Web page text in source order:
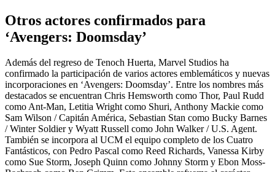
Otros actores confirmados para
‘Avengers: Doomsday’
Además del regreso de Tenoch Huerta, Marvel Studios ha
confirmado la participación de varios actores emblemáticos y nuevas
incorporaciones en ‘Avengers: Doomsday’. Entre los nombres más
destacados se encuentran Chris Hemsworth como Thor, Paul Rudd
como Ant-Man, Letitia Wright como Shuri, Anthony Mackie como
Sam Wilson / Capitán América, Sebastian Stan como Bucky Barnes
/ Winter Soldier y Wyatt Russell como John Walker / U.S. Agent.
También se incorpora al UCM el equipo completo de los Cuatro
Fantásticos, con Pedro Pascal como Reed Richards, Vanessa Kirby
como Sue Storm, Joseph Quinn como Johnny Storm y Ebon Moss-